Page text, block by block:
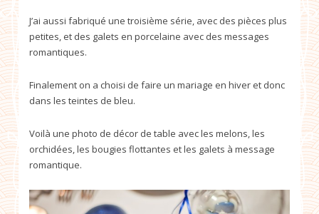
J’ai aussi fabriqué une troisième série, avec des pièces plus
petites, et des galets en porcelaine avec des messages
romantiques.
Finalement on a choisi de faire un mariage en hiver et donc
dans les teintes de bleu.
Voilà une photo de décor de table avec les melons, les
orchidées, les bougies flottantes et les galets à message
romantique.